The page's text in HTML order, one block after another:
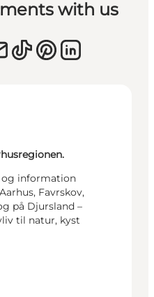
with us
og information
Favrskov,
på Djursland –
til natur, kyst